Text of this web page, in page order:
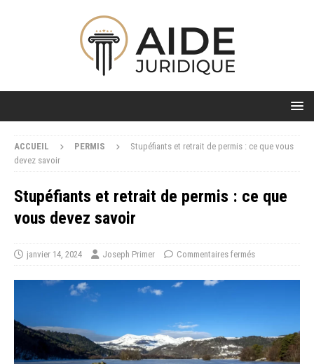
ACCUEIL PERMIS
Stupéfiants et retrait de permis : ce que vous
devez savoir
Stupéfiants et retrait de permis : ce que
vous devez savoir
janvier 14, 2024 Joseph Primer Commentaires fermés